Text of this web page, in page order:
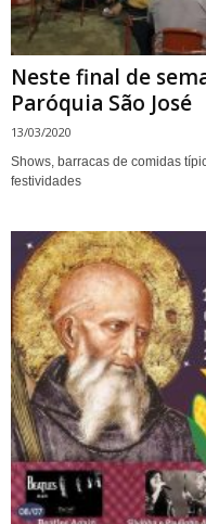
Neste final de
Paróquia São José
13/03/2020
Shows, barracas de comidas
festividades